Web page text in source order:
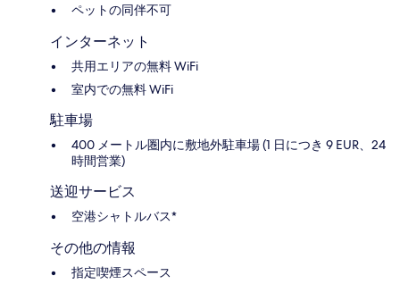
ペットの同伴不可
インターネット
共用エリアの無料 WiFi
室内での無料 WiFi
駐車場
400 メートル圏内に敷地外駐車場 (1 日につき 9 EUR、24
時間営業)
送迎サービス
空港シャトルバス*
その他の情報
指定喫煙スペース